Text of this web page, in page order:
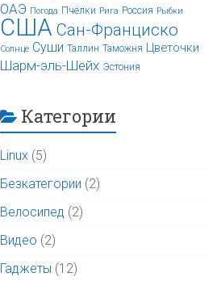
ОАЭ Погода Пчёлки Рига Россия Рыбки
США Сан-Франциско
Солнце Суши Таллин Таможня Цветочки
Шарм-эль-Шейх Эстония
Категории
Linux (5)
Безкатегории (2)
Велосипед (2)
Видео (2)
Гаджеты (12)